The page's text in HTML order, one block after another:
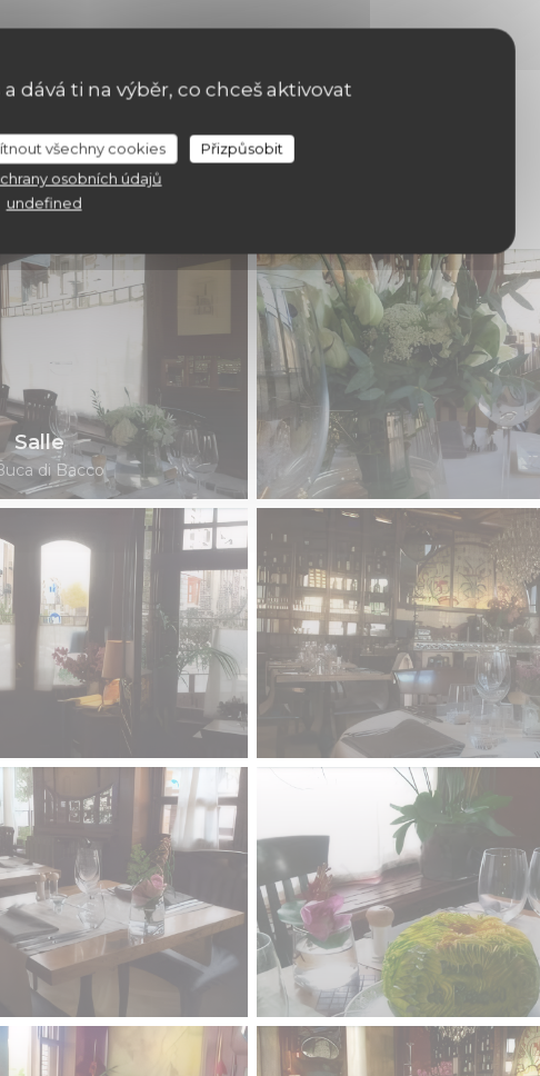
dává ti na výběr, co chceš aktivovat
všechny cookies
Přizpůsobit
osobních údajů
undefined
Salle
di Bacco